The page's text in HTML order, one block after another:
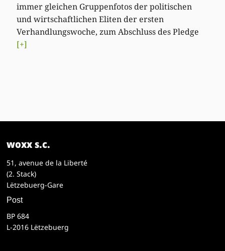
immer gleichen Gruppenfotos der politischen
und wirtschaftlichen Eliten der ersten
Verhandlungswoche, zum Abschluss des Pledge
[+]
woxx s.c.
51, avenue de la Liberté
(2. Stack)
Lëtzebuerg-Gare
Post
BP 684
L-2016 Lëtzebuerg